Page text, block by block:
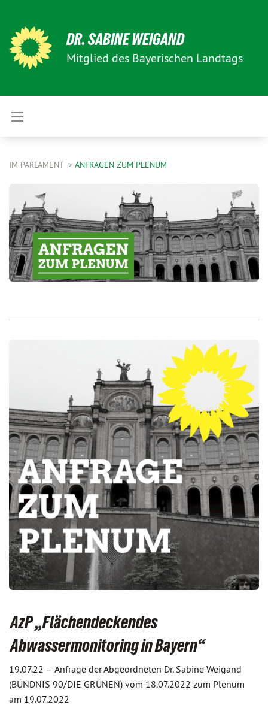
DR. SABINE WEIGAND
Mitglied des Bayerischen Landtags
IM PARLAMENT ANFRAGEN ZUM PLENUM
AzP „Flächendeckendes
Abwassermonitoring in Bayern“
19.07.22 – Anfrage der Abgeordneten Dr. Sabine Weigand
(BÜNDNIS 90/DIE GRÜNEN) vom 18.07.2022 zum Plenum
am 19.07.2022